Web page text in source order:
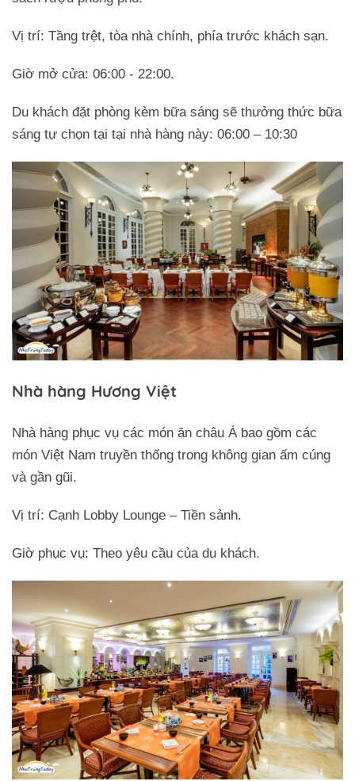
Vị trí: Tầng trệt, tòa nhà chính, phía trước khách sạn.
Giờ mở cửa: 06:00 - 22:00.
Du khách đặt phòng kèm bữa sáng sẽ thưởng thức bữa
sáng tự chọn tại tại nhà hàng này: 06:00 – 10:30
Nhà hàng Hương Việt
Nhà hàng phục vụ các món ăn châu Á bao gồm các
món Việt Nam truyền thống trong không gian ấm cúng
và gần gũi.
Vị trí: Cạnh Lobby Lounge – Tiền sảnh.
Giờ phục vụ: Theo yêu cầu của du khách.